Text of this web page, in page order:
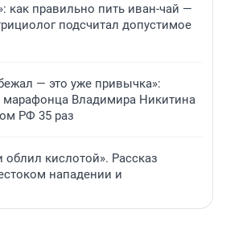
как правильно пить иван-чай —
подсчитал допустимое
— это уже привычка»:
марафонца Владимира Никитина
РФ 35 раз
облил кислотой». Рассказ
нападении и